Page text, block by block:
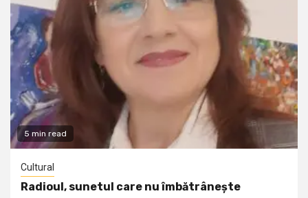
5 min read
Cultural
Radioul, sunetul care nu îmbătrânește